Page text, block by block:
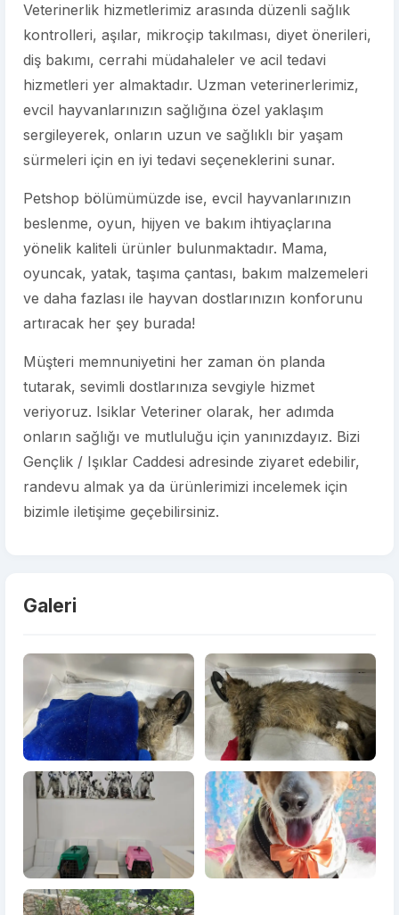
Veterinerlik hizmetlerimiz arasında düzenli sağlık
kontrolleri, aşılar, mikroçip takılması, diyet önerileri,
diş bakımı, cerrahi müdahaleler ve acil tedavi
hizmetleri yer almaktadır. Uzman veterinerlerimiz,
evcil hayvanlarınızın sağlığına özel yaklaşım
sergileyerek, onların uzun ve sağlıklı bir yaşam
sürmeleri için en iyi tedavi seçeneklerini sunar.
Petshop bölümümüzde ise, evcil hayvanlarınızın
beslenme, oyun, hijyen ve bakım ihtiyaçlarına
yönelik kaliteli ürünler bulunmaktadır. Mama,
oyuncak, yatak, taşıma çantası, bakım malzemeleri
ve daha fazlası ile hayvan dostlarınızın konforunu
artıracak her şey burada!
Müşteri memnuniyetini her zaman ön planda
tutarak, sevimli dostlarınıza sevgiyle hizmet
veriyoruz. Isiklar Veteriner olarak, her adımda
onların sağlığı ve mutluluğu için yanınızdayız. Bizi
Gençlik / Işıklar Caddesi adresinde ziyaret edebilir,
randevu almak ya da ürünlerimizi incelemek için
bizimle iletişime geçebilirsiniz.
Galeri